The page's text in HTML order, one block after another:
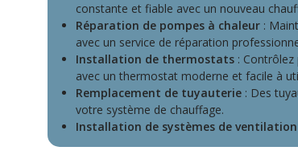
constante et fiable avec un nouveau
Réparation de pompes à chaleur :
avec un service de réparation
Installation de thermostats :
avec un thermostat moderne et facile à
Remplacement de tuyauterie : Des
votre système de chauffage.
Installation de systèmes de ventilation